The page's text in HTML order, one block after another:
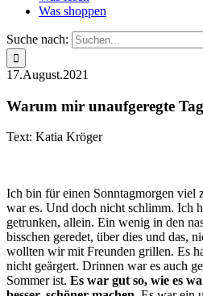
Was shoppen
Suche nach:
17.August.2021
Warum mir unaufgeregte
Text: Katia Kröger
Ich bin für einen Sonntagmorgen viel
war es. Und doch nicht schlimm. Ich
getrunken, allein. Ein wenig in den
bisschen geredet, über dies und das,
wollten wir mit Freunden grillen. Es
nicht geärgert. Drinnen war es auch
Sommer ist. Es war gut so, wie es